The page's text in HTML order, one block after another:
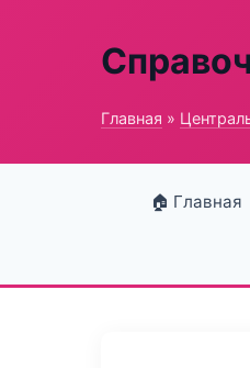
Главная »
🏠 Главная